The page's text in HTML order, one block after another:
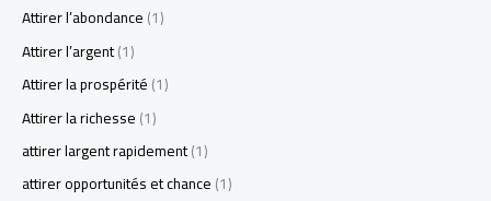
Attirer l’abondance(1)
Attirer l’argent(1)
Attirer la prospérité(1)
Attirer la richesse(1)
attirer largent rapidement(1)
attirer opportunités et chance(1)